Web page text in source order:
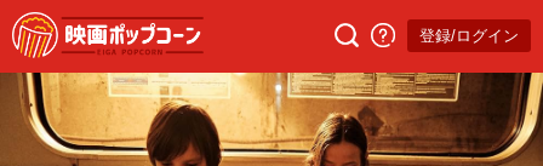
登録/ログイン